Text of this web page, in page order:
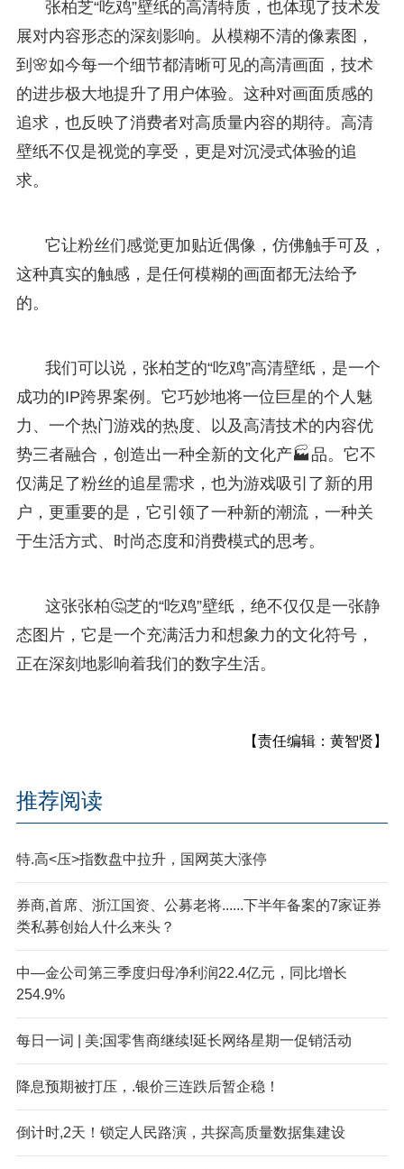
张柏芝“吃鸡”壁纸的高清特质，也体现了技术发
展对内容形态的深刻影响。从模糊不清的像素图，
到🌸如今每一个细节都清晰可见的高清画面，技术
的进步极大地提升了用户体验。这种对画面质感的
追求，也反映了消费者对高质量内容的期待。高清
壁纸不仅是视觉的享受，更是对沉浸式体验的追
求。
它让粉丝们感觉更加贴近偶像，仿佛触手可及，
这种真实的触感，是任何模糊的画面都无法给予
的。
我们可以说，张柏芝的“吃鸡”高清壁纸，是一个
成功的IP跨界案例。它巧妙地将一位巨星的个人魅
力、一个热门游戏的热度、以及高清技术的内容优
势三者融合，创造出一种全新的文化产🏭品。它不
仅满足了粉丝的追星需求，也为游戏吸引了新的用
户，更重要的是，它引领了一种新的潮流，一种关
于生活方式、时尚态度和消费模式的思考。
这张张柏🤔芝的“吃鸡”壁纸，绝不仅仅是一张静
态图片，它是一个充满活力和想象力的文化符号，
正在深刻地影响着我们的数字生活。
【责任编辑：黄智贤】
推荐阅读
特.高<压>指数盘中拉升，国网英大涨停
券商,首席、浙江国资、公募老将......下半年备案的7家证券
类私募创始人什么来头？
中—金公司第三季度归母净利润22.4亿元，同比增长
254.9%
每日一词 | 美;国零售商继续!延长网络星期一促销活动
降息预期被打压，.银价三连跌后暂企稳！
倒计时,2天！锁定人民路演，共探高质量数据集建设